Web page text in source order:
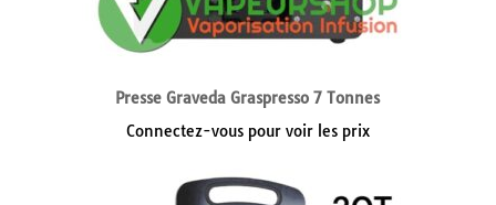
Presse Graveda Graspresso 7 Tonnes
Connectez-vous pour voir les prix